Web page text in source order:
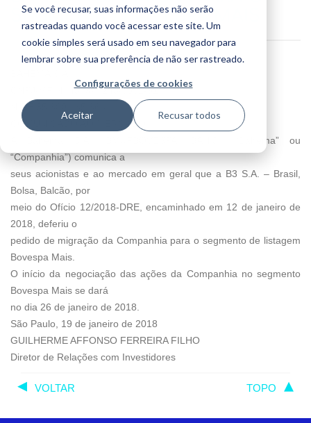
Se você recusar, suas informações não serão
rastreadas quando você acessar este site. Um
cookie simples será usado em seu navegador para
lembrar sobre sua preferência de não ser rastreado.
Configurações de cookies
Aceitar Recusar todos
SEGMENTO BOVESPA MAIS
CNPJ/MF Nº 45.987.245/0001-92
NIRE 35.300.185.366
COMUNICADO AO MERCADO
A Bahema S.A. (BM&FBOVESPA: BAHI3) (“Bahema” ou
“Companhia”) comunica a
seus acionistas e ao mercado em geral que a B3 S.A. – Brasil,
Bolsa, Balcão, por
meio do Ofício 12/2018-DRE, encaminhado em 12 de janeiro de
2018, deferiu o
pedido de migração da Companhia para o segmento de listagem
Bovespa Mais.
O início da negociação das ações da Companhia no segmento
Bovespa Mais se dará
no dia 26 de janeiro de 2018.
São Paulo, 19 de janeiro de 2018
GUILHERME AFFONSO FERREIRA FILHO
Diretor de Relações com Investidores
VOLTAR TOPO